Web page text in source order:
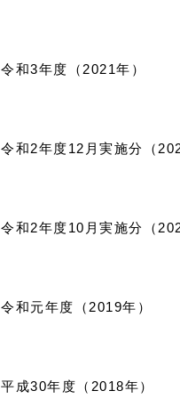
令和3年度（2021年）
令和2年度12月実施分（
令和2年度10月実施分（
令和元年度（2019年）
平成30年度（2018年）